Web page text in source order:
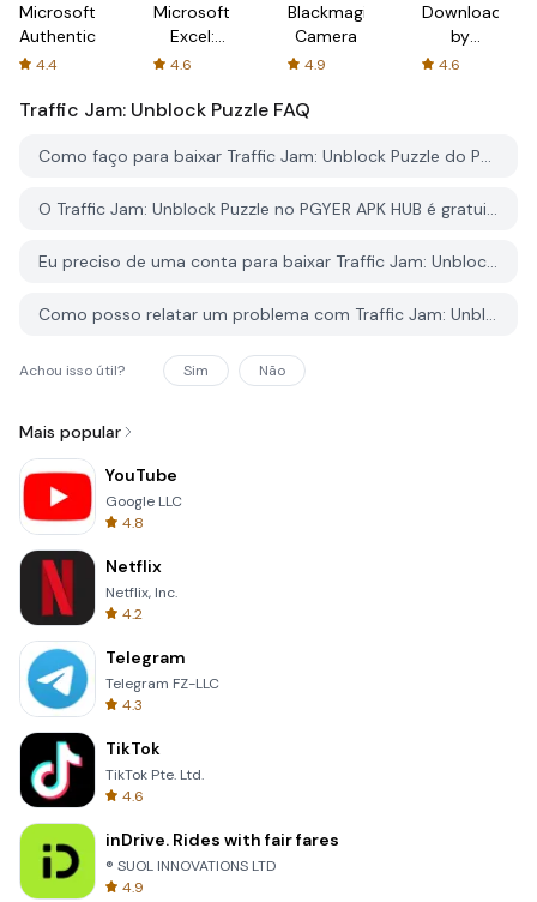
Microsoft
Authenticator
4.4
Microsoft
Excel:
Spreadsheets
4.6
Blackmagic
Camera
4.9
Downloader
by
AFTVnews
4.6
Traffic Jam: Unblock Puzzle FAQ
Como faço para baixar Traffic Jam: Unblock Puzzle do PGYER APK HUB?
O Traffic Jam: Unblock Puzzle no PGYER APK HUB é gratuito para baixar?
Eu preciso de uma conta para baixar Traffic Jam: Unblock Puzzle do PGYER APK HUB?
Como posso relatar um problema com Traffic Jam: Unblock Puzzle no PGYER APK HUB?
Achou isso útil? Sim Não
Mais popular
YouTube
Google LLC
4.8
Netflix
Netflix, Inc.
4.2
Telegram
Telegram FZ-LLC
4.3
TikTok
TikTok Pte. Ltd.
4.6
inDrive. Rides with fair fares
® SUOL INNOVATIONS LTD
4.9